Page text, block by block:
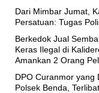
Dari Mimbar Jumat,
Persatuan: Tugas
Berkedok Jual
Keras Ilegal di
Amankan 2 Orang
DPO Curanmor yang
Polsek Benda,